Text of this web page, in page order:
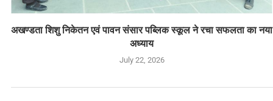
अखण्डता शिशु निकेतन एवं पावन संसार पब्लिक स्कूल ने रचा सफलता का नया
अध्याय
July 22, 2026